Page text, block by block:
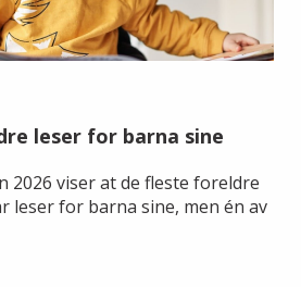
leser for barna sine
2026 viser at de fleste foreldre
leser for barna sine, men én av